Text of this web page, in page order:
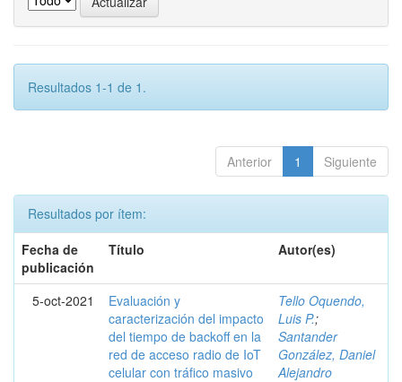
Resultados 1-1 de 1.
Anterior 1 Siguiente
Resultados por ítem:
Fecha de
publicación
Título Autor(es)
5-oct-2021
Evaluación y
caracterización del impacto
del tiempo de backoff en la
red de acceso radio de IoT
celular con tráfico masivo
Tello Oquendo,
Luis P.;
Santander
González, Daniel
Alejandro